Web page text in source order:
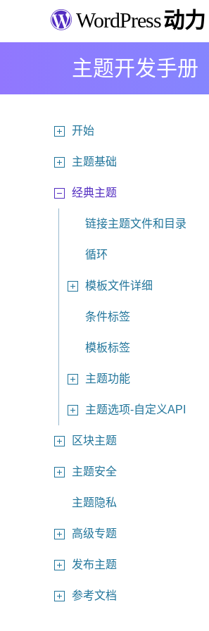
WordPress动力
主题开发手册
开始
主题基础
经典主题
链接主题文件和目录
循环
模板文件详细
条件标签
模板标签
主题功能
主题选项-自定义API
区块主题
主题安全
主题隐私
高级专题
发布主题
参考文档